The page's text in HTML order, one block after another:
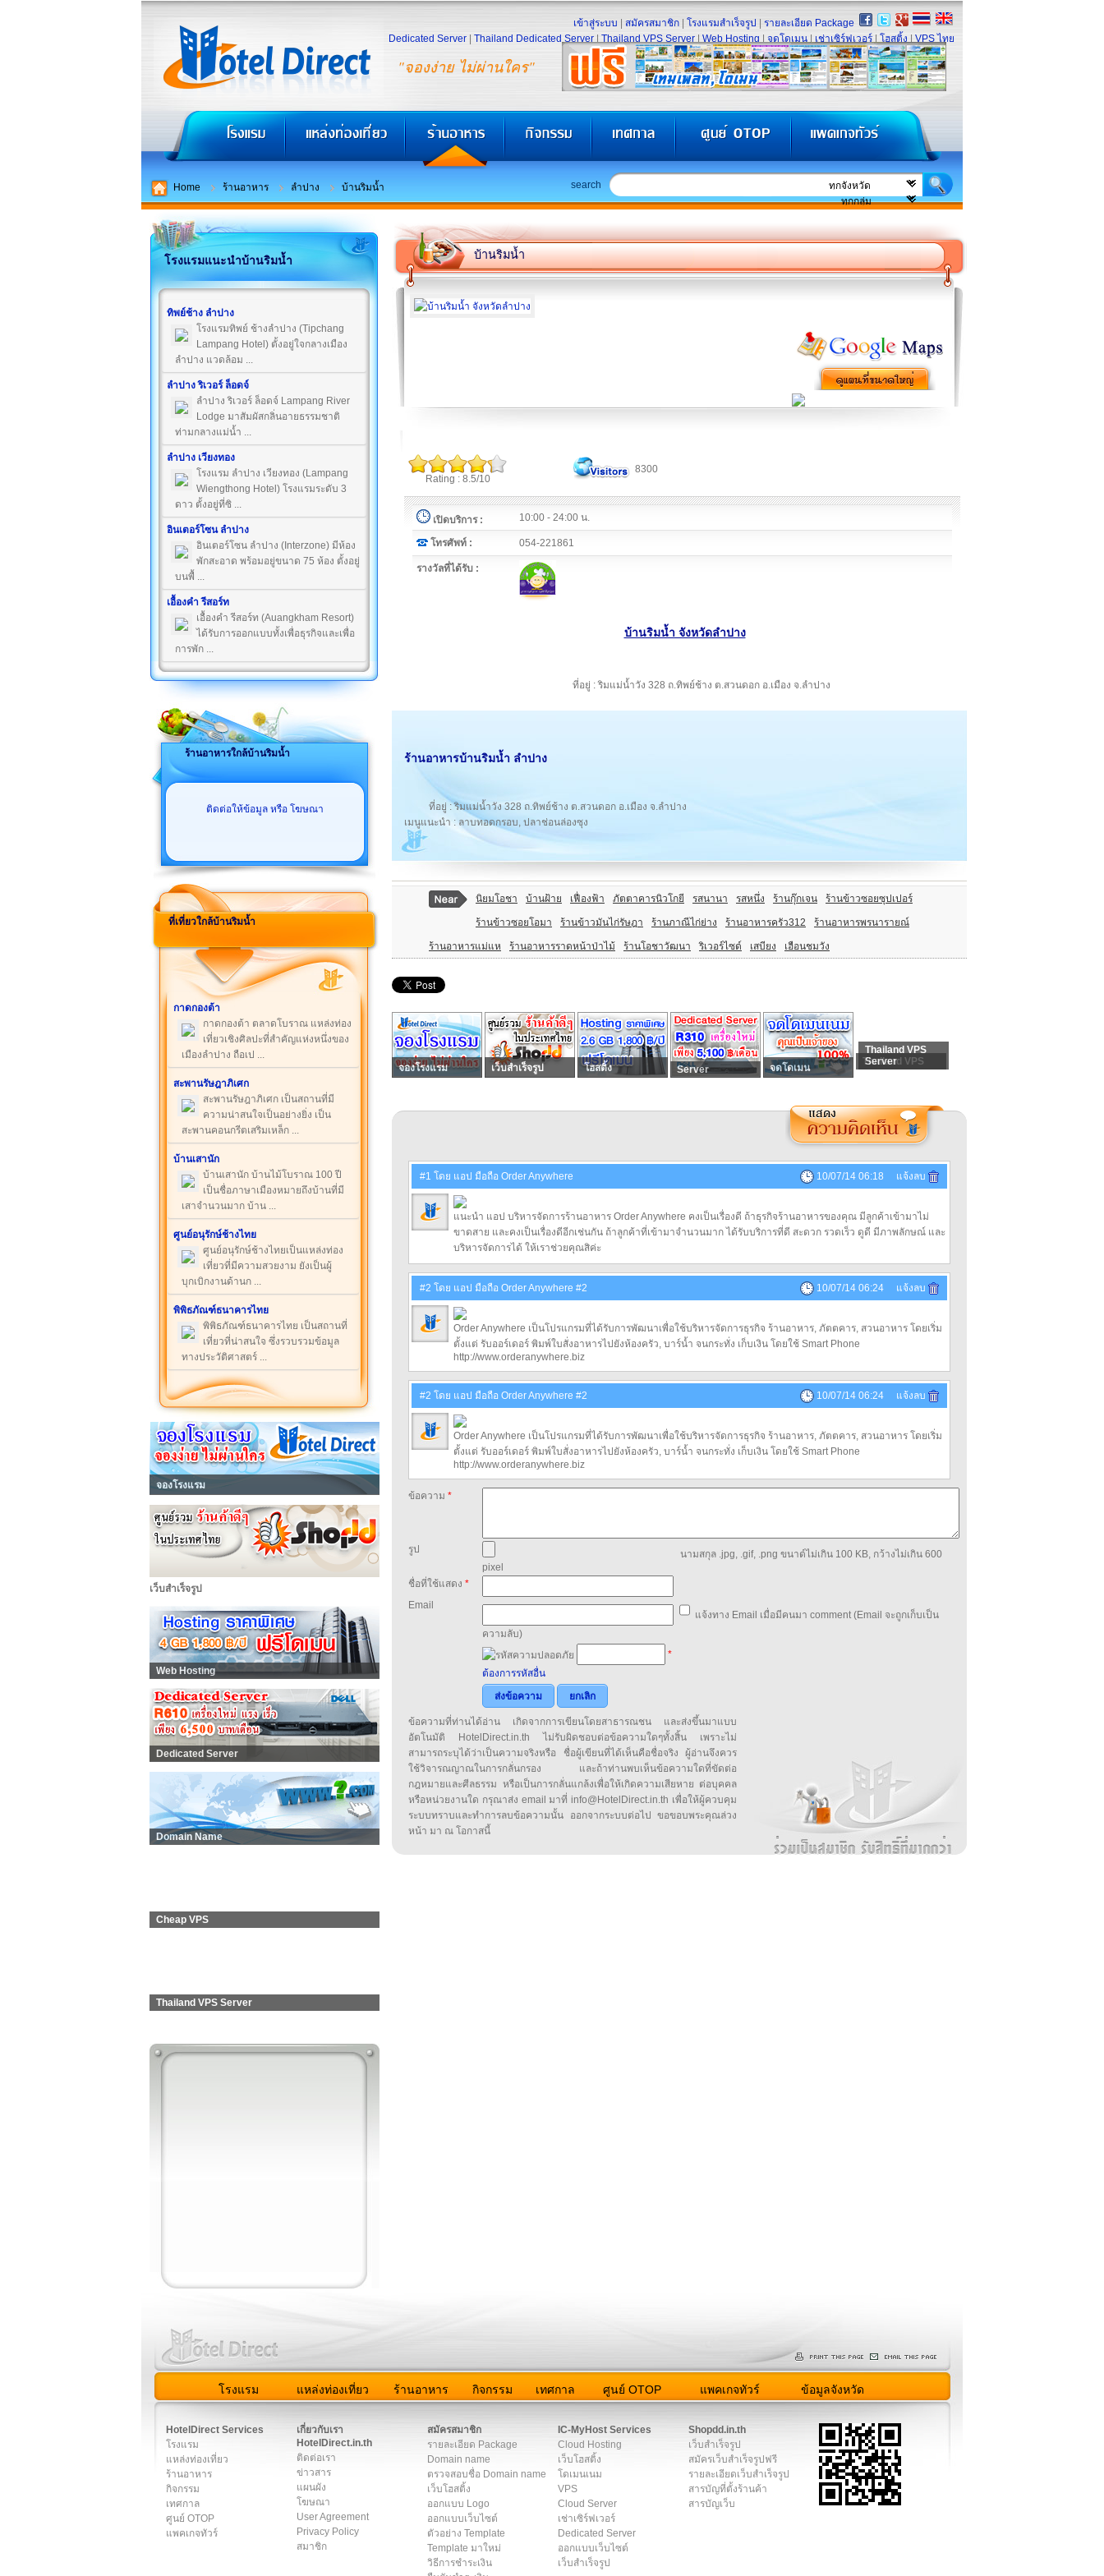
"จองง่าย ไม่ผ่านใคร"
เข้าสู่ระบบ สมัครสมาชิก โรงแรมสำเร็จรูป
รายละเอียด Package
Dedicated Server
Thailand Dedicated Server Thailand VPS Server Web Hosting จดโดเมน เช่าเซิร์ฟเวอร์ โฮสติ้ง VPS ไทย
Home ร้านอาหาร ลำปาง บ้านริมน้ำ search
โรงแรมแนะนำบ้านริมน้ำ
ทิพย์ช้าง ลำปาง
โรงแรมทิพย์ ช้างลำปาง (Tipchang
Lampang Hotel) ตั้งอยู่ใจกลางเมือง
ลำปาง แวดล้อม ...
ลำปาง ริเวอร์ ล็อดจ์
ลำปาง ริเวอร์ ล็อดจ์ Lampang River
Lodge มาสัมผัสกลิ่นอายธรรมชาติ
ท่ามกลางแม่น้ำ ...
ลำปาง เวียงทอง
โรงแรม ลำปาง เวียงทอง (Lampang
Wiengthong Hotel) โรงแรมระดับ 3
ดาว ตั้งอยู่ที่ซิ ...
อินเตอร์โซน ลำปาง
อินเตอร์โซน ลำปาง (Interzone) มีห้อง
พักสะอาด พร้อมอยู่ขนาด 75 ห้อง ตั้งอยู่
บนพื้ ...
เอื้องคำ รีสอร์ท
เอื้องคำ รีสอร์ท (Auangkham Resort)
ได้รับการออกแบบทั้งเพื่อธุรกิจและเพื่อ
การพัก ...
ร้านอาหารใกล้บ้านริมน้ำ
ติดต่อให้ข้อมูล หรือ โฆษณา
ที่เที่ยวใกล้บ้านริมน้ำ
กาดกองต้า
กาดกองต้า ตลาดโบราณ แหล่งท่อง
เที่ยวเชิงศิลปะที่สำคัญแห่งหนึ่งของ
เมืองลำปาง ถือเป ...
สะพานรัษฎาภิเศก
สะพานรัษฎาภิเศก เป็นสถานที่มี
ความน่าสนใจเป็นอย่างยิ่ง เป็น
สะพานคอนกรีตเสริมเหล็ก ...
บ้านเสานัก
บ้านเสานัก บ้านไม้โบราณ 100 ปี
เป็นชื่อภาษาเมืองหมายถึงบ้านที่มี
เสาจำนวนมาก บ้าน ...
ศูนย์อนุรักษ์ช้างไทย
ศูนย์อนุรักษ์ช้างไทยเป็นแหล่งท่อง
เที่ยวที่มีความสวยงาม ยังเป็นผู้
บุกเบิกงานด้านก ...
พิพิธภัณฑ์ธนาคารไทย
พิพิธภัณฑ์ธนาคารไทย เป็นสถานที่
เที่ยวที่น่าสนใจ ซึ่งรวบรวมข้อมูล
ทางประวัติศาสตร์ ...
จองโรงแรม
เว็บสำเร็จรูป
Web Hosting
Dedicated Server
Domain Name
Cheap VPS
Thailand VPS Server
บ้านริมน้ำ
Rating : 8.5/10
8300
เปิดบริการ : 10:00 - 24:00 น.
โทรศัพท์ : 054-221861
รางวัลที่ได้รับ :
บ้านริมน้ำ จังหวัดลำปาง
ที่อยู่ : ริมแม่น้ำวัง 328 ถ.ทิพย์ช้าง ต.สวนดอก อ.เมือง จ.ลำปาง
ร้านอาหารบ้านริมน้ำ ลําปาง
ที่อยู่ : ริมแม่น้ำวัง 328 ถ.ทิพย์ช้าง ต.สวนดอก อ.เมือง จ.ลำปาง
เมนูแนะนำ : ลาบทอดกรอบ, ปลาช่อนล่องซุง
นิยมโอชา บ้านฝ้าย เฟื่องฟ้า ภัตตาคารนิวโกยี รสนานา รสหนึ่ง ร้านกุ๊กเจน ร้านข้าวซอยซุปเปอร์
ร้านข้าวซอยโอมา ร้านข้าวมันไก่รัษฎา ร้านภาณีไก่ย่าง ร้านอาหารครัว312 ร้านอาหารพรนารายณ์
ร้านอาหารแม่แห ร้านอาหารราดหน้าป่าไม้ ร้านโอชาวัฒนา ริเวอร์ไซด์ เสบียง เฮือนชมวัง
จองโรงแรม เว็บสำเร็จรูป โฮสติ้ง Server จดโดเมน
Thailand VPS
Thailand VPS
Server
#1 โดย แอป มือถือ Order Anywhere 10/07/14 06:18 แจ้งลบ
แนะนำ แอป บริหารจัดการร้านอาหาร Order Anywhere คงเป็นเรื่องดี ถ้าธุรกิจร้านอาหารของคุณ มีลูกค้าเข้ามาไม่
ขาดสาย และคงเป็นเรื่องดีอีกเช่นกัน ถ้าลูกค้าที่เข้ามาจำนวนมาก ได้รับบริการที่ดี สะดวก รวดเร็ว ดูดี มีภาพลักษณ์ และ
บริหารจัดการได้ ให้เราช่วยคุณสิค่ะ
#2 โดย แอป มือถือ Order Anywhere #2 10/07/14 06:24 แจ้งลบ
Order Anywhere เป็นโปรแกรมที่ได้รับการพัฒนาเพื่อใช้บริหารจัดการธุรกิจ ร้านอาหาร, ภัตตคาร, สวนอาหาร โดยเริ่ม
ตั้งแต่ รับออร์เดอร์ พิมพ์ใบสั่งอาหารไปยังห้องครัว, บาร์น้ำ จนกระทั่ง เก็บเงิน โดยใช้ Smart Phone
http://www.orderanywhere.biz
#2 โดย แอป มือถือ Order Anywhere #2 10/07/14 06:24 แจ้งลบ
Order Anywhere เป็นโปรแกรมที่ได้รับการพัฒนาเพื่อใช้บริหารจัดการธุรกิจ ร้านอาหาร, ภัตตคาร, สวนอาหาร โดยเริ่ม
ตั้งแต่ รับออร์เดอร์ พิมพ์ใบสั่งอาหารไปยังห้องครัว, บาร์น้ำ จนกระทั่ง เก็บเงิน โดยใช้ Smart Phone
http://www.orderanywhere.biz
ข้อความ *
รูป
นามสกุล .jpg, .gif, .png ขนาด์ไม่เกิน 100 KB, กว้างไม่เกิน 600
pixel
ชื่อที่ใช้แสดง *
Email
แจ้งทาง Email เมื่อมีคนมา comment (Email จะถูกเก็บเป็น
ความลับ)
*
ต้องการรหัสอื่น
ส่งข้อความ
ยกเลิก
ข้อความที่ท่านได้อ่าน เกิดจากการเขียนโดยสาธารณชน และส่งขึ้นมาแบบ
อัตโนมัติ HotelDirect.in.th ไม่รับผิดชอบต่อข้อความใดๆทั้งสิ้น เพราะไม่
สามารถระบุได้ว่าเป็นความจริงหรือ ชื่อผู้เขียนที่ได้เห็นคือชื่อจริง ผู้อ่านจึงควร
ใช้วิจารณญาณในการกลั่นกรอง และถ้าท่านพบเห็นข้อความใดที่ขัดต่อ
กฎหมายและศีลธรรม หรือเป็นการกลั่นแกล้งเพื่อให้เกิดความเสียหาย ต่อบุคคล
หรือหน่วยงานใด กรุณาส่ง email มาที่ info@HotelDirect.in.th เพื่อให้ผู้ควบคุม
ระบบทราบและทำการลบข้อความนั้น ออกจากระบบต่อไป ขอขอบพระคุณล่วง
หน้า มา ณ โอกาสนี้
โรงแรม แหล่งท่องเที่ยว ร้านอาหาร กิจกรรม เทศกาล ศูนย์ OTOP แพคเกจทัวร์ ข้อมูลจังหวัด
HotelDirect Services
โรงแรม
แหล่งท่องเที่ยว
ร้านอาหาร
กิจกรรม
เทศกาล
ศูนย์ OTOP
แพคเกจทัวร์
เกี่ยวกับเรา
HotelDirect.in.th
ติดต่อเรา
ข่าวสาร
แผนผัง
โฆษณา
User Agreement
Privacy Policy
สมาชิก
สมัครสมาชิก
รายละเอียด Package
Domain name
ตรวจสอบชื่อ Domain name
เว็บโฮสติ้ง
ออกแบบ Logo
ออกแบบเว็บไซต์
ตัวอย่าง Template
Template มาใหม่
วิธีการชำระเงิน
IC-MyHost Services
Cloud Hosting
เว็บโฮสติ้ง
โดเมนเนม
VPS
Cloud Server
เช่าเซิร์ฟเวอร์
Dedicated Server
ออกแบบเว็บไซต์
เว็บสำเร็จรูป
Shopdd.in.th
เว็บสำเร็จรูป
สมัครเว็บสำเร็จรูปฟรี
รายละเอียดเว็บสำเร็จรูป
สารบัญที่ตั้งร้านค้า
สารบัญเว็บ